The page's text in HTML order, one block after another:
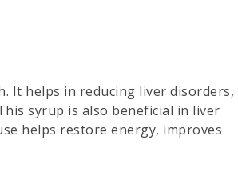
It helps in reducing liver disorders,
syrup is also beneficial in liver
helps restore energy, improves